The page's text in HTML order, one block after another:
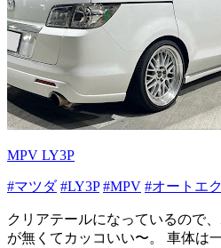
MPV LY3P
#マツダ #LY3P #MPV #オートエ
クリアテールになっているので
が無くてカッコいい〜。 車体は